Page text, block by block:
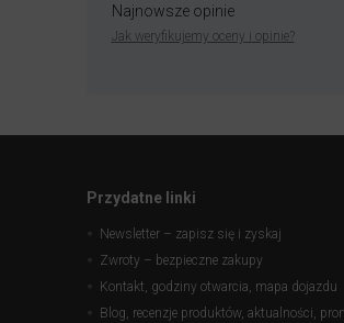
Najnowsze opinie
Jak weryfikujemy oceny i opinie?
Przydatne linki
Newsletter – zapisz się i zyskaj
Zwroty – bezpieczne zakupy
Kontakt, godziny otwarcia, mapa dojazdu
Blog, recenzje produktów, aktualności,